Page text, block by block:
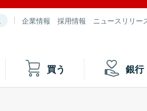
企業情報 採用情報 ニュースリリー
買う 銀行